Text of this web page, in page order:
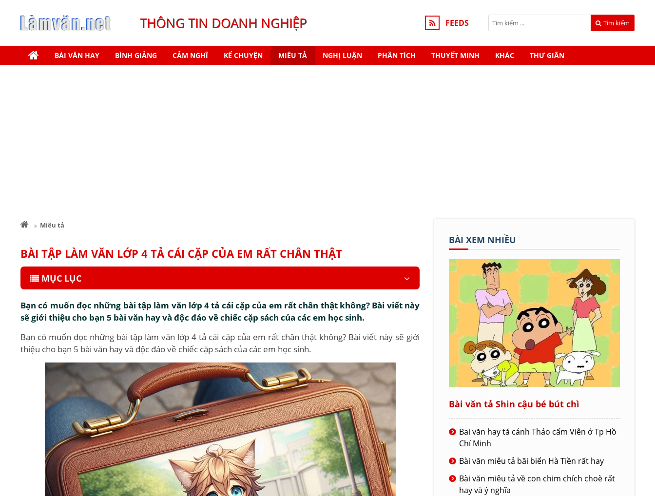
THÔNG TIN DOANH NGHIỆP FEEDS Tìm kiếm
BÀI VĂN HAY BÌNH GIẢNG CẢM NGHĨ KỂ CHUYỆN MIÊU TẢ NGHỊ LUẬN PHÂN TÍCH THUYẾT MINH KHÁC THƯ GIÃN
Miêu tả
BÀI TẬP LÀM VĂN LỚP 4 TẢ CÁI CẶP CỦA EM RẤT CHÂN THẬT
MỤC LỤC
Bạn có muốn đọc những bài tập làm văn lớp 4 tả cái cặp của em rất chân thật không? Bài viết này
sẽ giới thiệu cho bạn 5 bài văn hay và độc đáo về chiếc cặp sách của các em học sinh.
Bạn có muốn đọc những bài tập làm văn lớp 4 tả cái cặp của em rất chân thật không? Bài viết này sẽ giới
thiệu cho bạn 5 bài văn hay và độc đáo về chiếc cặp sách của các em học sinh.
BÀI XEM NHIỀU
Bài văn tả Shin cậu bé bút chì
Bai văn hay tả cảnh Thảo cấm Viên ở Tp Hồ
Chí Minh
Bài văn miêu tả bãi biển Hà Tiền rất hay
Bài văn miêu tả về con chim chích choè rất
hay và ý nghĩa